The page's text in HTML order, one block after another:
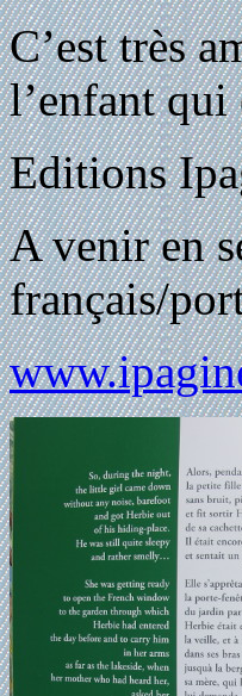
C’est très
l’enfant qui
Editions
A venir en
français/